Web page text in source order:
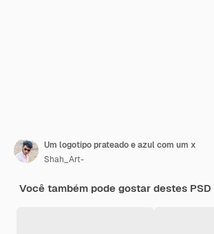
Um logotipo prateado e azul com um x
Shah_Art-
Você também pode gostar destes PSD